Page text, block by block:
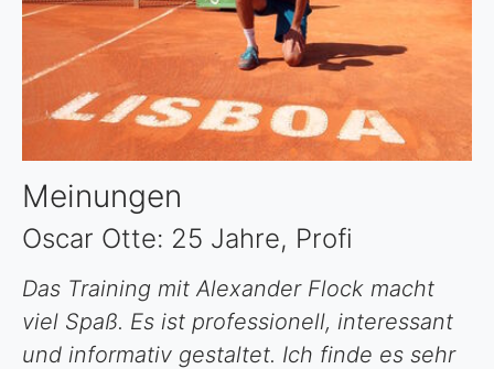
Meinungen
Oscar Otte: 25 Jahre, Profi
Das Training mit Alexander Flock macht
viel Spaß. Es ist professio­nell, interessant
und informativ gestaltet. Ich finde es sehr